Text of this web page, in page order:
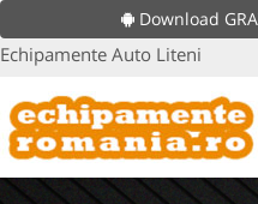
Download
Echipamente Auto Liteni